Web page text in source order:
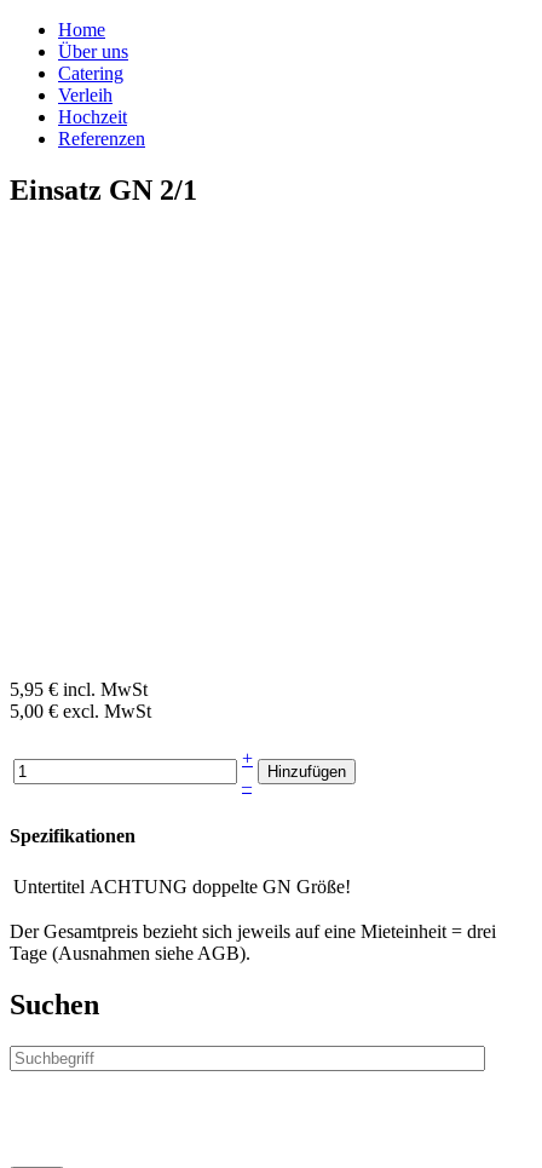
Home
Über uns
Catering
Verleih
Hochzeit
Referenzen
Einsatz GN 2/1
5,95 € incl. MwSt
5,00 € excl. MwSt
+
–
Spezifikationen
Untertitel ACHTUNG doppelte GN Größe!
Der Gesamtpreis bezieht sich jeweils auf eine Mieteinheit = drei
Tage (Ausnahmen siehe AGB).
Suchen